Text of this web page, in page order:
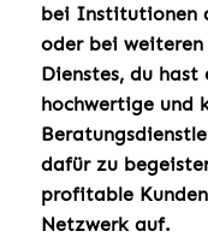
bei Institutionen
oder bei
Dienstes, du
hochwertige und
dafür zu
profitable
Netzwerk auf.